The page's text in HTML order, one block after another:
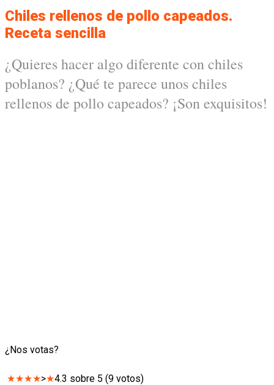
Chiles rellenos de pollo capeados.
Receta sencilla
¿Quieres hacer algo diferente con chiles
poblanos? ¿Qué te parece unos chiles
rellenos de pollo capeados? ¡Son exquisitos!
¿Nos votas?
★★★★>★4.3 sobre 5 (9 votos)